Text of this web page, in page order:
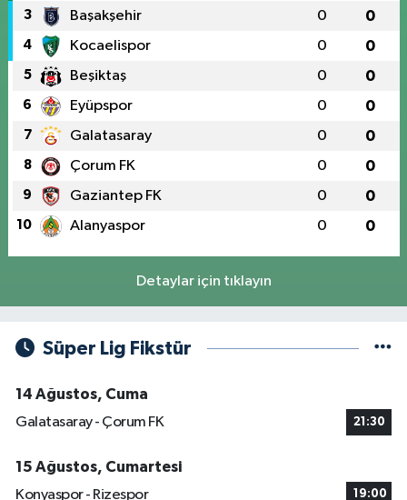
3 Başakşehir 0 0
4 Kocaelispor 0 0
5 Beşiktaş 0 0
6 Eyüpspor 0 0
7 Galatasaray 0 0
8 Çorum FK 0 0
9 Gaziantep FK 0 0
10 Alanyaspor 0 0
Detaylar için tıklayın
Süper Lig Fikstür
14 Ağustos, Cuma
Galatasaray - Çorum FK
21:30
15 Ağustos, Cumartesi
Konyaspor - Rizespor
19:00